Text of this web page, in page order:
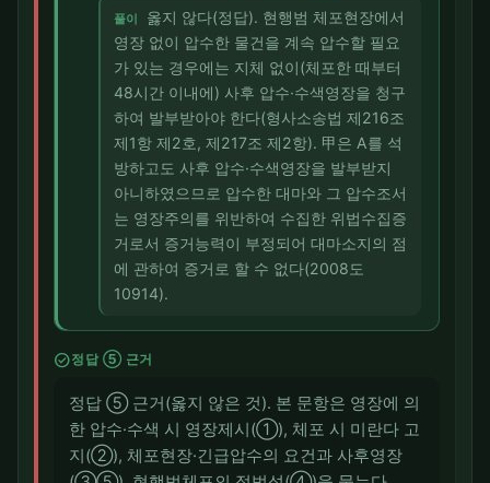
풀이
옳지 않다(정답). 현행범 체포현장에서
영장 없이 압수한 물건을 계속 압수할 필요
가 있는 경우에는 지체 없이(체포한 때부터
48시간 이내에) 사후 압수·수색영장을 청구
하여 발부받아야 한다(형사소송법 제216조
제1항 제2호, 제217조 제2항). 甲은 A를 석
방하고도 사후 압수·수색영장을 발부받지
아니하였으므로 압수한 대마와 그 압수조서
는 영장주의를 위반하여 수집한 위법수집증
거로서 증거능력이 부정되어 대마소지의 점
에 관하여 증거로 할 수 없다(2008도
10914).
check_circle정답 ⑤ 근거
정답 ⑤ 근거(옳지 않은 것). 본 문항은 영장에 의
한 압수·수색 시 영장제시(①), 체포 시 미란다 고
지(②), 체포현장·긴급압수의 요건과 사후영장